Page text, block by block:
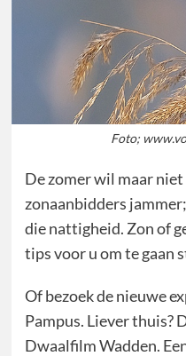
Foto;
De zomer wil maar
zonaanbidders
die nattigheid. Zon of
tips voor u om te gaan
Of bezoek de nieuwe
Pampus. Liever thuis?
Dwaalfilm Wadden.